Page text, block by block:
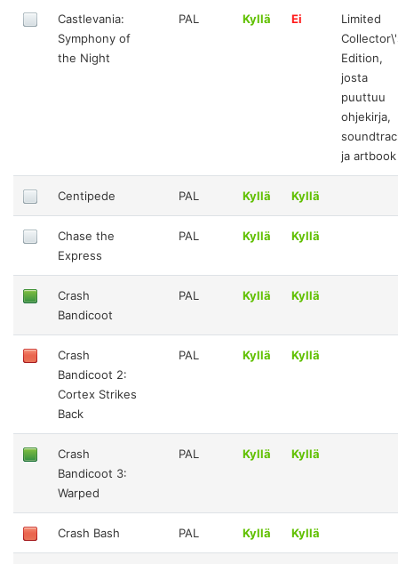
Castlevania:
Symphony of
the Night
PAL Kyllä Ei
Limited
Edition,
josta
puuttuu
ohjekirja,
ja artbook
Centipede PAL Kyllä Kyllä
Chase the
Express
PAL Kyllä Kyllä
Crash
Bandicoot
PAL Kyllä Kyllä
Crash
Bandicoot 2:
Cortex Strikes
Back
PAL Kyllä Kyllä
Crash
Bandicoot 3:
Warped
PAL Kyllä Kyllä
Crash Bash PAL Kyllä Kyllä